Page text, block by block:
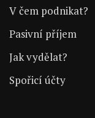
V čem podnikat?
Pasivní příjem
Jak vydělat?
Spořicí účty